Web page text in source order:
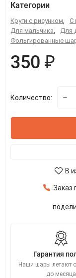
Категории
Круги с рисунком, С
Для мальчика, Для
Фольгированные
350 ₽
Количество:
В
Заказ
Гарантия
Наши шары летают
до месяца